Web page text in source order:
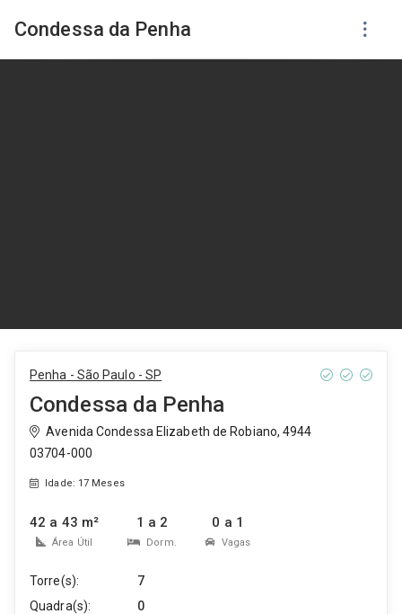
Condessa da Penha
Penha - São Paulo - SP
Condessa da Penha
Avenida Condessa Elizabeth de Robiano, 4944
03704-000
Idade: 17 Meses
42 a 43 m²
Área Útil
1 a 2
Dorm.
0 a 1
Vagas
Torre(s):
7
Quadra(s):
0